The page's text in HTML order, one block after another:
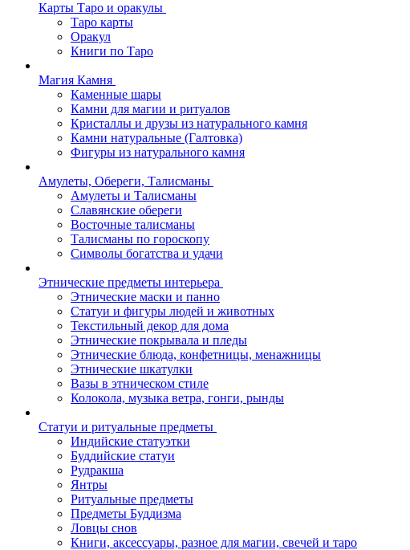
Карты Таро и оракулы
Таро карты
Оракул
Книги по Таро
Магия Камня
Каменные шары
Камни для магии и ритуалов
Кристаллы и друзы из натурального камня
Камни натуральные (Галтовка)
Фигуры из натурального камня
Амулеты, Обереги, Талисманы
Амулеты и Талисманы
Славянские обереги
Восточные талисманы
Талисманы по гороскопу
Символы богатства и удачи
Этнические предметы интерьера
Этнические маски и панно
Статуи и фигуры людей и животных
Текстильный декор для дома
Этнические покрывала и пледы
Этнические блюда, конфетницы, менажницы
Этнические шкатулки
Вазы в этническом стиле
Колокола, музыка ветра, гонги, рынды
Статуи и ритуальные предметы
Индийские статуэтки
Буддийские статуи
Рудракша
Янтры
Ритуальные предметы
Предметы Буддизма
Ловцы снов
Книги, аксессуары, разное для магии, свечей и таро